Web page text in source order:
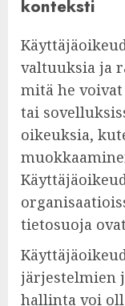
konteksti
valtuuksia ja
mitä he
tai
oikeuksia,
tietosuoja
järjestelmien
hallinta voi